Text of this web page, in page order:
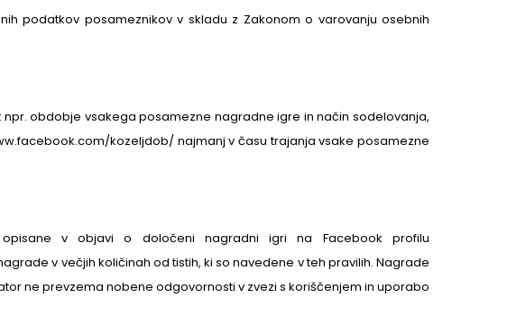
podatkov posameznikov v skladu z Zakonom o varovanju osebnih
obdobje vsakega posamezne nagradne igre in način sodelovanja,
kozeljdob/ najmanj v času trajanja vsake posamezne
v objavi o določeni nagradni igri na Facebook profilu
v večjih količinah od tistih, ki so navedene v teh pravilih. Nagrade
ne prevzema nobene odgovornosti v zvezi s koriščenjem in uporabo